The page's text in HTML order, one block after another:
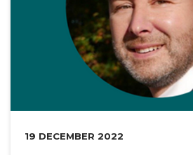
DATUM:
19 DECEMBER 2022